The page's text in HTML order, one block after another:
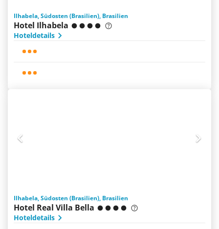
Ilhabela, Südosten (Brasilien), Brasilien
Hotel Ilhabela
Hoteldetails
Ilhabela, Südosten (Brasilien), Brasilien
Hotel Real Villa Bella
Hoteldetails